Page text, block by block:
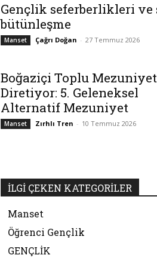
Gençlik seferberlikleri ve
bütünleşme
Manset Çağrı Doğan - 27 Temmuz 2026
Boğaziçi Toplu
Diretiyor: 5. Geleneksel
Alternatif Mezuniyet
Manset Zırhlı Tren - 10 Temmuz 2026
İLGİ ÇEKEN KATEGORİLER
Manset
Öğrenci Gençlik
GENÇLİK